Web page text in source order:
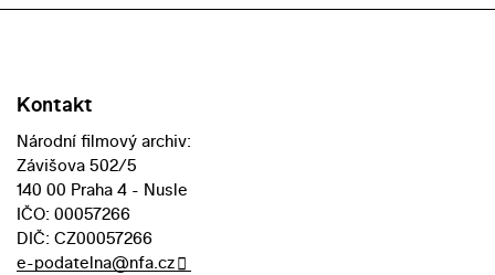
Kontakt
Národní filmový archiv:
Závišova 502/5
140 00 Praha 4 - Nusle
IČO: 00057266
DIČ: CZ00057266
e-podatelna@nfa.cz